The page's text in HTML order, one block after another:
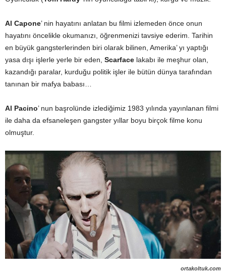
Al Capone’ nin hayatını anlatan bu filmi izlemeden önce onun
hayatını öncelikle okumanızı, öğrenmenizi tavsiye ederim. Tarihin
en büyük gangsterlerinden biri olarak bilinen, Amerika’ yı yaptığı
yasa dışı işlerle yerle bir eden, Scarface lakabı ile meşhur olan,
kazandığı paralar, kurduğu politik işler ile bütün dünya tarafından
tanınan bir mafya babası…
Al Pacino’ nun başrolünde izlediğimiz 1983 yılında yayınlanan filmi
ile daha da efsaneleşen gangster yıllar boyu birçok filme konu
olmuştur.
ortakoltuk.com